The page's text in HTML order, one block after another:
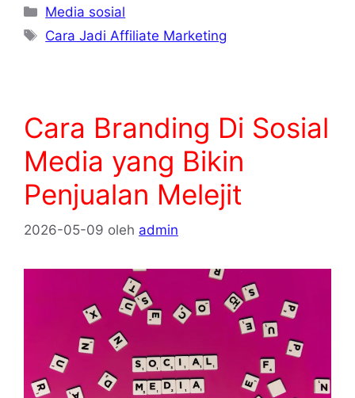
Kategori
Media sosial
Tag
Cara Jadi Affiliate Marketing
Cara Branding Di Sosial
Media yang Bikin
Penjualan Melejit
2026-05-09 oleh admin